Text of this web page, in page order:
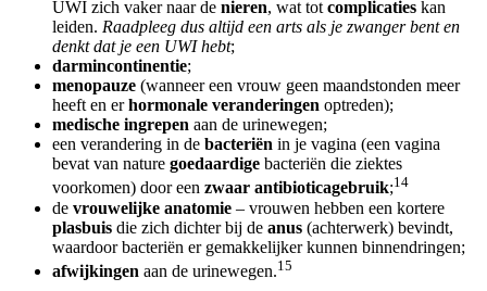
UWI zich vaker naar de nieren, wat tot complicaties kan
leiden. Raadpleeg dus altijd een arts als je zwanger bent en
denkt dat je een UWI hebt;
darmincontinentie;
menopauze (wanneer een vrouw geen maandstonden meer
heeft en erhormonale veranderingen optreden);
medische ingrepen aan de urinewegen;
een verandering in de bacteriën in je vagina (een vagina
bevat van nature goedaardige bacteriën die ziektes
voorkomen) door een zwaar antibioticagebruik;14
de vrouwelijke anatomie – vrouwen hebben een kortere
plasbuis die zich dichter bij de anus (achterwerk) bevindt,
waardoor bacteriën er gemakkelijker kunnen binnendringen;
afwijkingen aan de urinewegen.15